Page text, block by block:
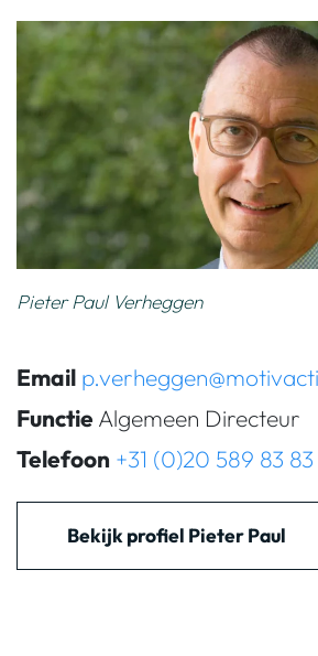
Pieter Paul Verheggen
Email
Functie Algemeen Directeur
Telefoon +31 (0)20 589 83 83
Bekijk profiel Pieter Paul